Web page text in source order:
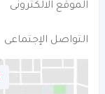
الموقع الالكترونى
التواصل الإجتماعى